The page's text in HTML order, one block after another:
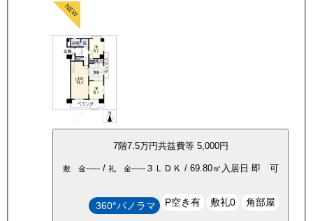
7階7.5万円共益費等 5,000円
敷 金-----/ 礼 金-----３ＬＤＫ / 69.80㎡ 入居日 即 可
360°パノラマ P空き有 敷礼0 角部屋